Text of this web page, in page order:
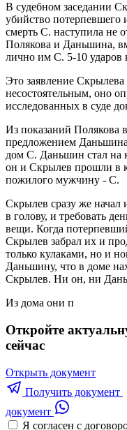
В судебном заседании
убийство
смерть С. наступила не
Полякова и Даньшина,
лично им С. 5-10 ударов
Это заявление
несостоятельным, оно
исследованных в суде
Из показаний Полякова
предложением
дом С. Даньшин стал на
он и Скрылев прошли в
пожилого мужчину - С.
Скрылев сразу же начал
в голову, и требовать
вещи. Когда
Скрылев забрал их и
только кулаками, но и
Даньшину, что в доме
Скрылев. Ни он, ни
Из дома они п
Откройте
сейчас
Открыть документ
Получить документ
документ
Я согласен с